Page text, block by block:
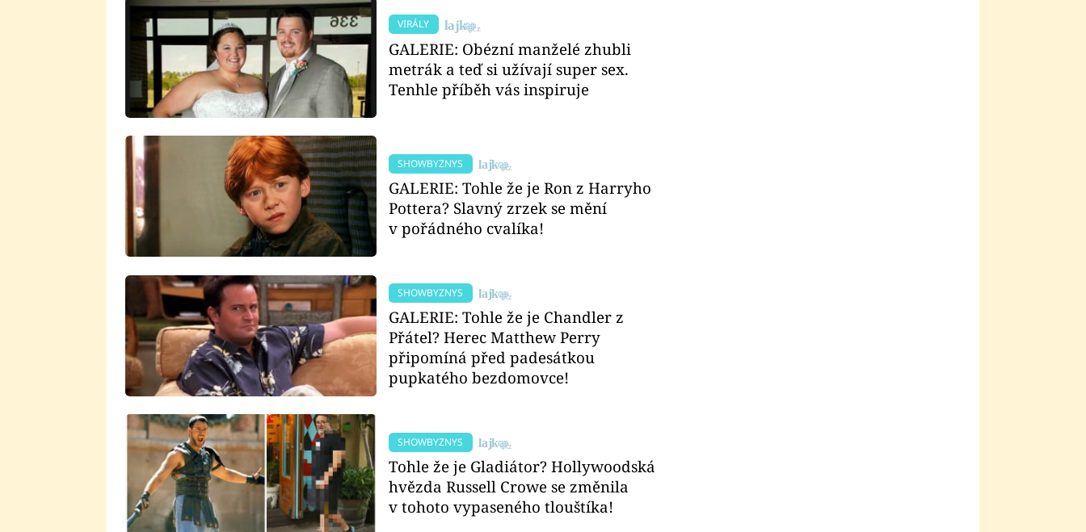
VIRÁLY
GALERIE: Obézní manželé zhubli
metrák a teď si užívají super sex.
Tenhle příběh vás inspiruje
SHOWBYZNYS
GALERIE: Tohle že je Ron z Harryho
Pottera? Slavný zrzek se mění
v pořádného cvalíka!
SHOWBYZNYS
GALERIE: Tohle že je Chandler z
Přátel? Herec Matthew Perry
připomíná před padesátkou
pupkatého bezdomovce!
SHOWBYZNYS
Tohle že je Gladiátor? Hollywoodská
hvězda Russell Crowe se změnila
v tohoto vypaseného tlouštíka!